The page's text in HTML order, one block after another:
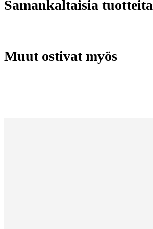
Samankaltaisia tuotteita
Muut ostivat myös